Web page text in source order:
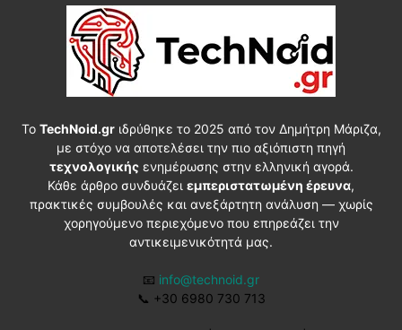
Το TechNoid.grιδρύθηκε το 2025 από τον Δημήτρη Μάριζα,
με στόχο να αποτελέσει την πιο αξιόπιστη πηγή
τεχνολογικήςενημέρωσης στην ελληνική αγορά.
Κάθε άρθρο συνδυάζει εμπεριστατωμένη έρευνα,
πρακτικές συμβουλές και ανεξάρτητη ανάλυση — χωρίς
χορηγούμενο περιεχόμενο που επηρεάζει την
αντικειμενικότητά μας.
📧 info@technoid.gr
📞 +30 6980 730 713